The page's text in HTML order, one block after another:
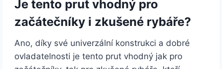
Je tento prut vhodný pro
začátečníky i zkušené rybáře?
Ano, díky své univerzální konstrukci a dobré
ovladatelnosti je tento prut vhodný jak pro